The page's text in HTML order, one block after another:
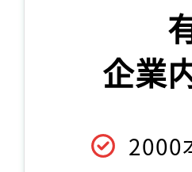
企業
2000